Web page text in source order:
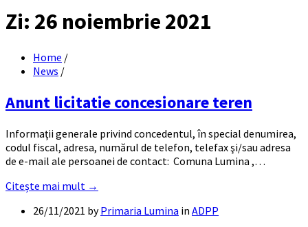
Zi: 26 noiembrie 2021
Home /
News /
Anunt licitatie concesionare teren
Informaţii generale privind concedentul, în special denumirea,
codul fiscal, adresa, numărul de telefon, telefax şi/sau adresa
de e-mail ale persoanei de contact: Comuna Lumina ,…
Citește mai mult →
26/11/2021 byPrimaria Lumina in ADPP